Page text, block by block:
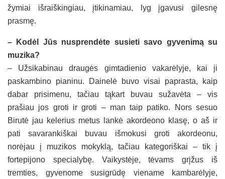
žymiai išraiškingiau, įtikinamiau, lyg įgavusi gilesnę
prasmę.
– Kodėl Jūs nusprendėte susieti savo gyvenimą su
muzika?
– Užsikabinau draugės gimtadienio vakarėlyje, kai ji
paskambino pianinu. Dainelė buvo visai paprasta, kaip
dabar prisimenu, tačiau tąkart buvau sužavėta – vis
prašiau jos groti ir groti – man taip patiko. Nors sesuo
Birutė jau kelerius metus lankė akordeono klasę, o aš ir
pati savarankiškai buvau išmokusi groti akordeonu,
norėjau į muzikos mokyklą, tačiau kategoriškai – tik į
fortepijono specialybę. Vaikystėje, tėvams grįžus iš
tremties, gyvenome susigrūdę viename kambarėlyje,